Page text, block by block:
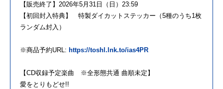
【販売終了】2026年5月31日（日）23:59
【初回封入特典】 特製ダイカットステッカー（5種のうち1枚
ランダム封入）
※商品予約URL: https://toshl.lnk.to/ias4PR
【CD収録予定楽曲 ※全形態共通 曲順未定】
愛をとりもどせ!!